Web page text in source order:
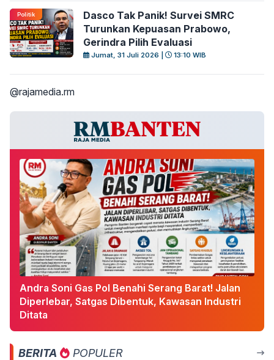
Politik
Dasco Tak Panik! Survei SMRC
Turunkan Kepuasan Prabowo,
Gerindra Pilih Evaluasi
Jumat, 31 Juli 2026 | 13:10 WIB
@rajamedia.rm
Andra Soni Gas Pol Benahi Serang Barat! Jalan
Diperlebar, Satgas Dibentuk, Kawasan Industri
Ditata
BERITA POPULER